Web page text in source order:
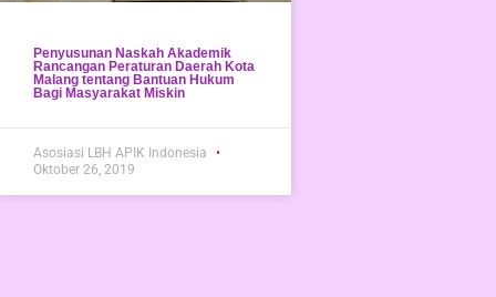
Penyusunan Naskah Akademik
Rancangan Peraturan Daerah Kota
Malang tentang Bantuan Hukum
Bagi Masyarakat Miskin
Asosiasi LBH APIK Indonesia
Oktober 26, 2019